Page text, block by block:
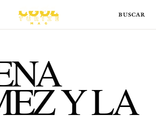
Y LA